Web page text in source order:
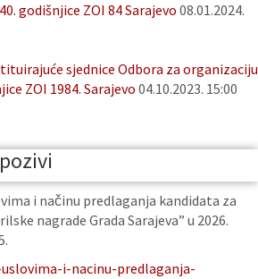
godišnjice ZOI 84 Sarajevo 08.01.2024.
sjednice Odbora za organizaciju
ZOI 1984. Sarajevo 04.10.2023. 15:00
i načinu predlaganja kandidata za
nagrade Grada Sarajeva” u 2026.
i-nacinu-predlaganja-